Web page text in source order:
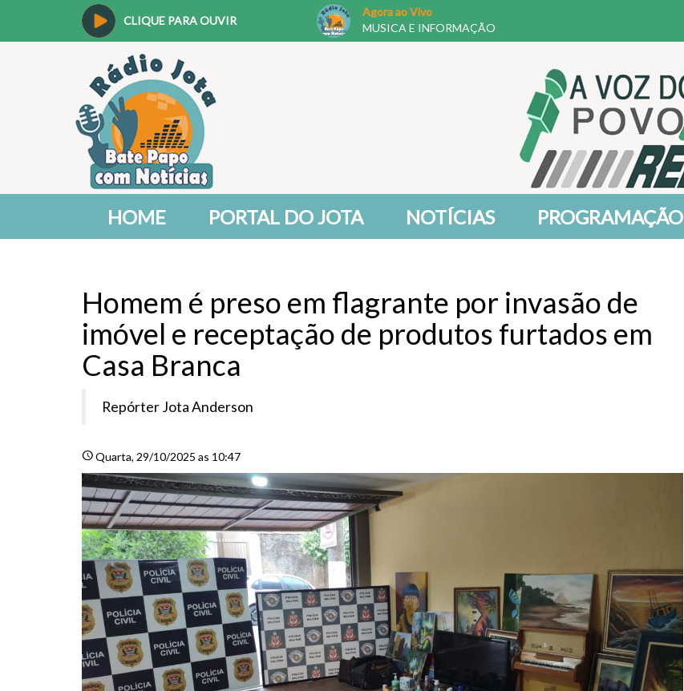
CLIQUE PARA OUVIR
Agora ao Vivo
MUSICA E INFORMAÇÃO
HOME PORTAL DO JOTA NOTÍCIAS PROGRAMAÇÃO
Homem é preso em flagrante por invasão de
imóvel e receptação de produtos furtados em
Casa Branca
Repórter Jota Anderson
scheduleQuarta, 29/10/2025 as 10:47